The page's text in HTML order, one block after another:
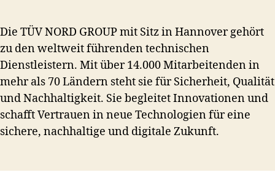
Die TÜV NORD GROUP mit Sitz in Hannover gehört
zu den weltweit führenden technischen
Dienstleistern. Mit über 14.000 Mitarbeitenden in
mehr als 70 Ländern steht sie für Sicherheit, Qualität
und Nachhaltigkeit. Sie begleitet Innovationen und
schafft Vertrauen in neue Technologien für eine
sichere, nachhaltige und digitale Zukunft.